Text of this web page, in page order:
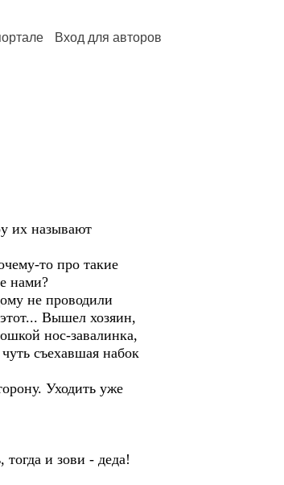
Вход для авторов
их называют
то про такие
нами?
не проводили
Вышел хозяин,
нос-завалинка,
съехавшая набок
Уходить уже
и зови - деда!